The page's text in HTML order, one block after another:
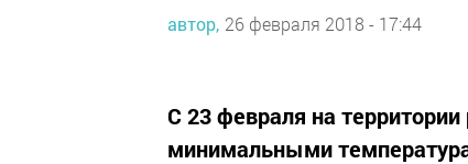
автор, 26 февраля 2018 - 17:44
С 23 февраля на
минимальными